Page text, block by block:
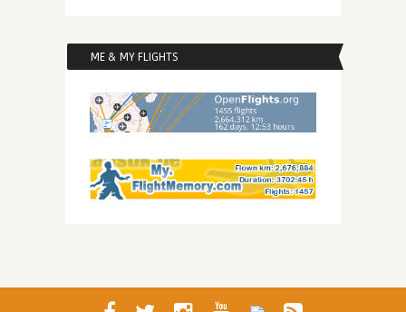
ME & MY FLIGHTS